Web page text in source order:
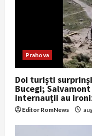
Prahova
Doi turiști
Bucegi;
internauții au
Editor RomNews